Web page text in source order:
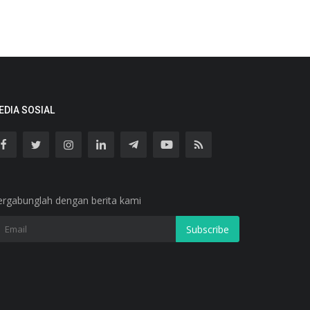
SOSIAL
dengan berita kami
Subscribe